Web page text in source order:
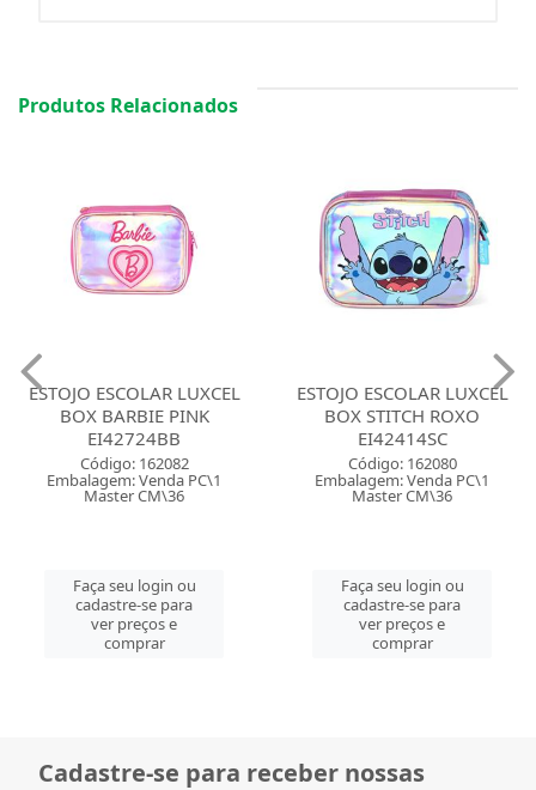
Produtos Relacionados
ESTOJO ESCOLAR LUXCEL
BOX BARBIE PINK
EI42724BB
Código: 162082
Embalagem: Venda PC\1
Master CM\36
Faça seu login ou
cadastre-se para
ver preços e
comprar
ESTOJO ESCOLAR LUXCEL
BOX STITCH ROXO
EI42414SC
Código: 162080
Embalagem: Venda PC\1
Master CM\36
Faça seu login ou
cadastre-se para
ver preços e
comprar
Cadastre-se para receber nossas